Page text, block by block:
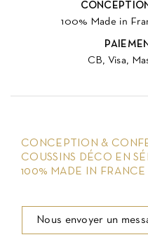
100% Made in
CB, Visa,
CONCEPTION &
COUSSINS DÉCO EN
100% MADE IN FRANCE
Nous envoyer un